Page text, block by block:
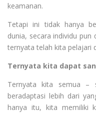
keamanan.
Tetapi ini tidak hanya
dunia, secara individu pun
ternyata telah kita pelajari
Ternyata kita dapat
Ternyata kita semua –
beradaptasi lebih dari
hanya itu, kita memiliki